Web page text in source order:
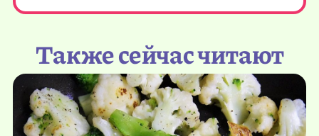
Также сейчас читают